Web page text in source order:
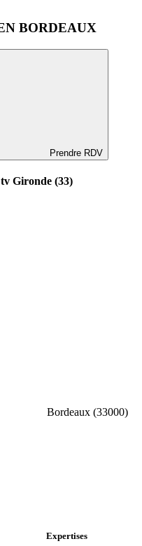
BORDEAUX
Prendre RDV
Gironde (33)
Bordeaux (33000)
Expertises